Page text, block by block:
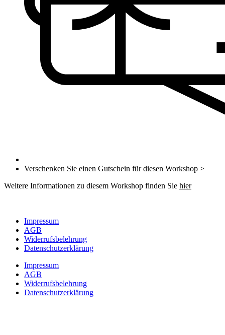
Verschenken Sie einen Gutschein für diesen Workshop >
Weitere Informationen zu diesem Workshop finden Sie hier
Impressum
AGB
Widerrufsbelehrung
Datenschutzerklärung
Impressum
AGB
Widerrufsbelehrung
Datenschutzerklärung